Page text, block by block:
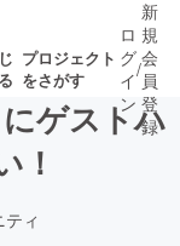
プロジェクト
をさがす
ロ
グ
イ
ン
/
新
規
会
員
登
録
ゲストハ
！
ティ